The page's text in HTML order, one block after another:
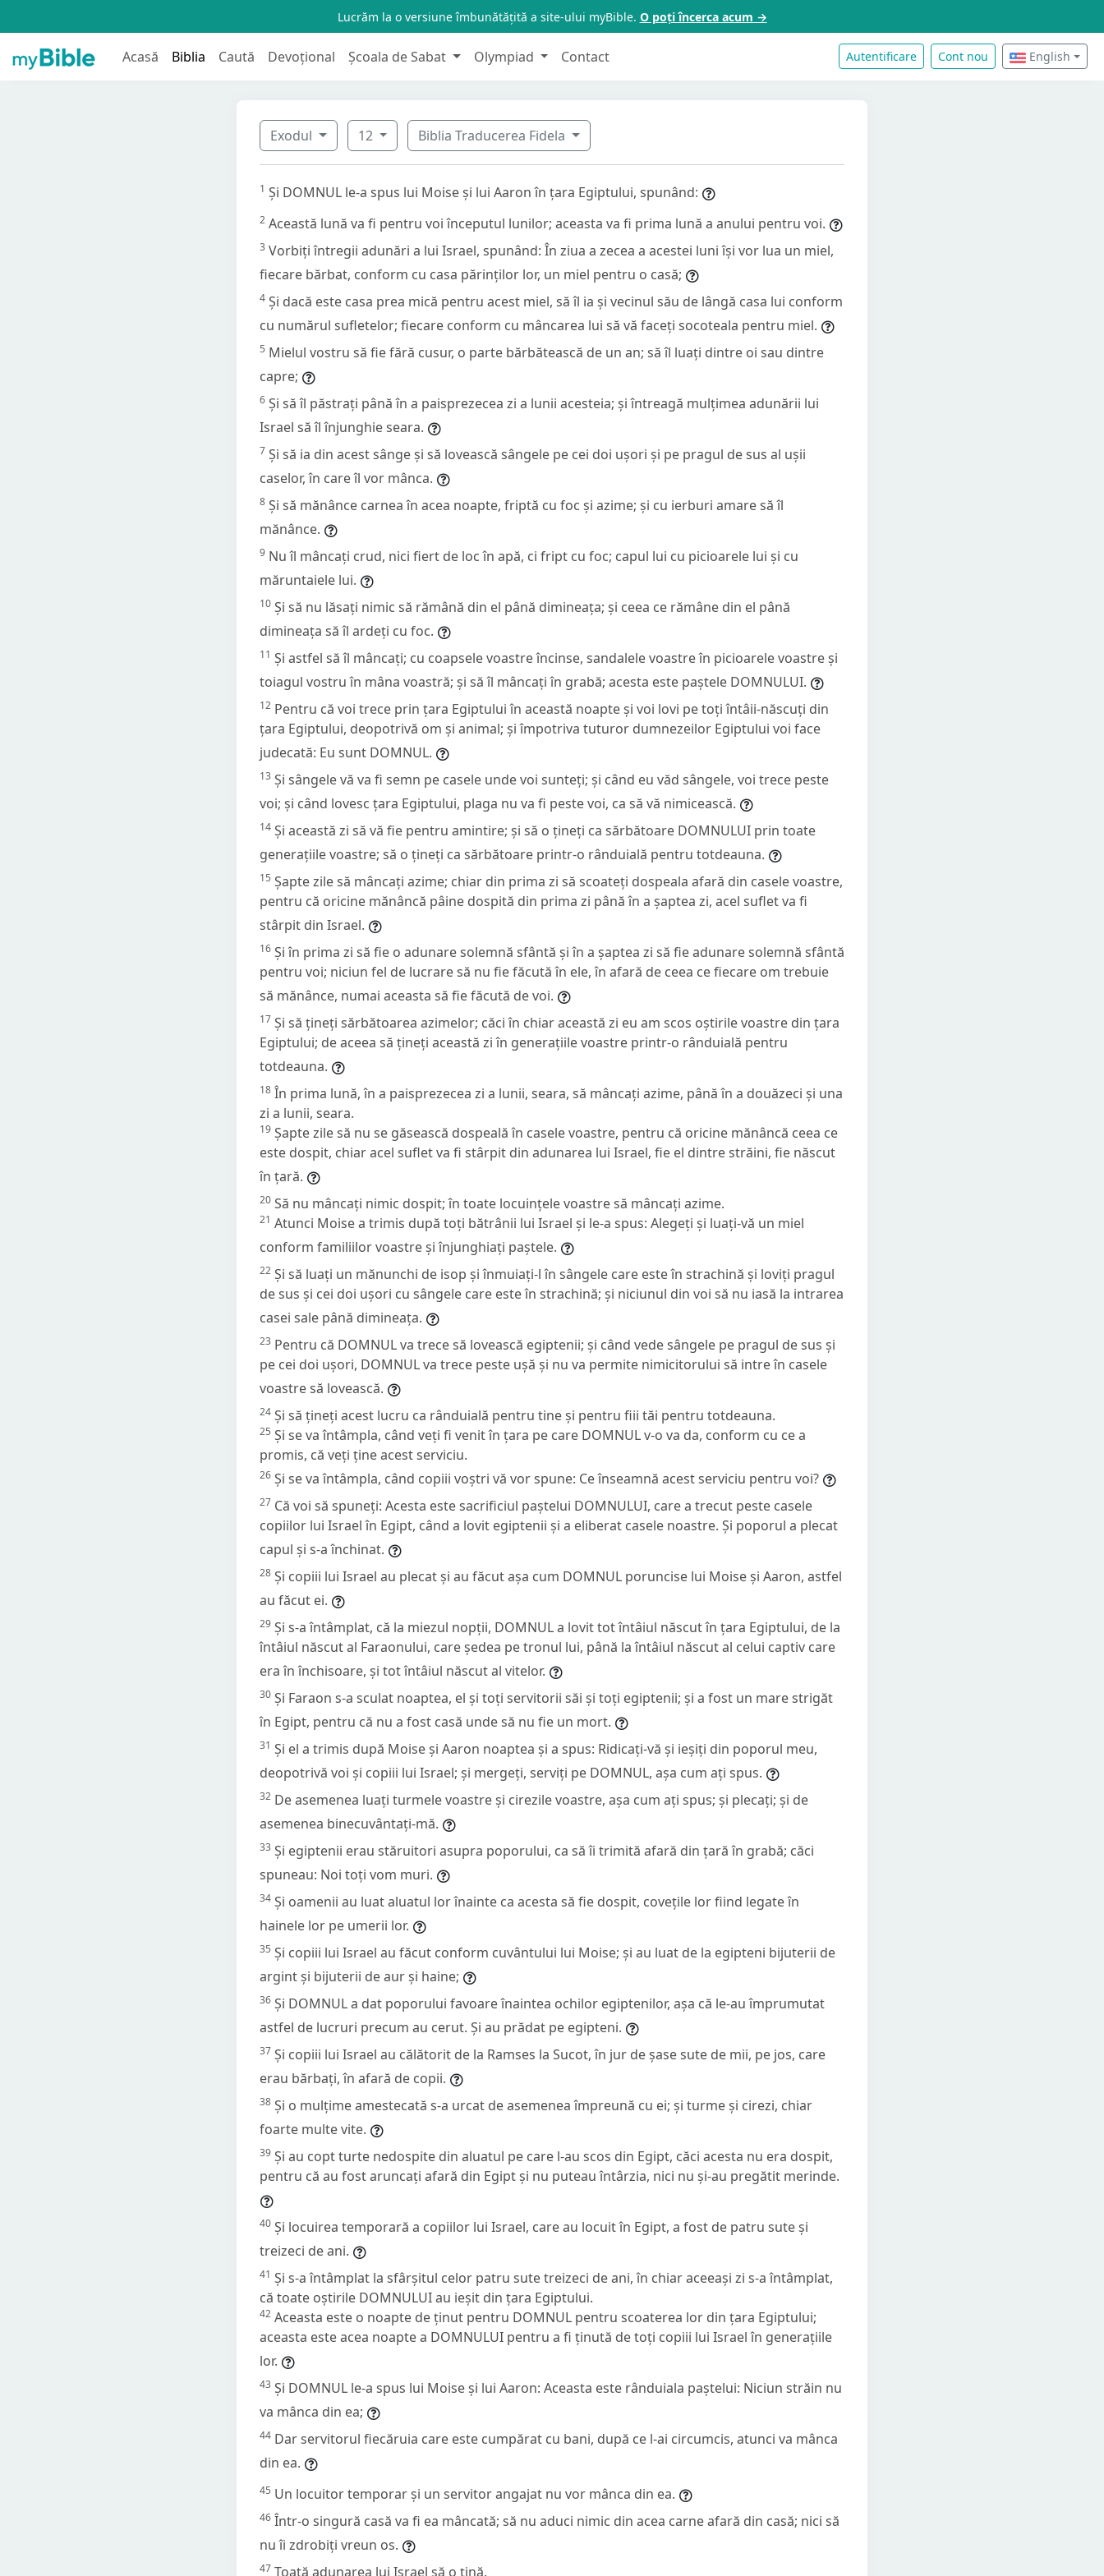
Lucrăm la o versiune îmbunătățită a site-ului myBible. O poți încerca acum →
Acasă Biblia Caută Devoțional Școala de Sabat Olympiad Contact Autentificare Cont nou English
Exodul 12 Biblia Traducerea Fidela
1 Și DOMNUL le-a spus lui Moise și lui Aaron în țara Egiptului, spunând:
2 Această lună va fi pentru voi începutul lunilor; aceasta va fi prima lună a anului pentru voi.
3 Vorbiți întregii adunări a lui Israel, spunând: În ziua a zecea a acestei luni își vor lua un miel,
fiecare bărbat, conform cu casa părinților lor, un miel pentru o casă;
4 Și dacă este casa prea mică pentru acest miel, să îl ia și vecinul său de lângă casa lui conform
cu numărul sufletelor; fiecare conform cu mâncarea lui să vă faceți socoteala pentru miel.
5 Mielul vostru să fie fără cusur, o parte bărbătească de un an; să îl luați dintre oi sau dintre
capre;
6 Și să îl păstrați până în a paisprezecea zi a lunii acesteia; și întreagă mulțimea adunării lui
Israel să îl înjunghie seara.
7 Și să ia din acest sânge și să lovească sângele pe cei doi ușori și pe pragul de sus al ușii
caselor, în care îl vor mânca.
8 Și să mănânce carnea în acea noapte, friptă cu foc și azime; și cu ierburi amare să îl
mănânce.
9 Nu îl mâncați crud, nici fiert de loc în apă, ci fript cu foc; capul lui cu picioarele lui și cu
măruntaiele lui.
10 Și să nu lăsați nimic să rămână din el până dimineața; și ceea ce rămâne din el până
dimineața să îl ardeți cu foc.
11 Și astfel să îl mâncați; cu coapsele voastre încinse, sandalele voastre în picioarele voastre și
toiagul vostru în mâna voastră; și să îl mâncați în grabă; acesta este paștele DOMNULUI.
12 Pentru că voi trece prin țara Egiptului în această noapte și voi lovi pe toți întâii-născuți din
țara Egiptului, deopotrivă om și animal; și împotriva tuturor dumnezeilor Egiptului voi face
judecată: Eu sunt DOMNUL.
13 Și sângele vă va fi semn pe casele unde voi sunteți; și când eu văd sângele, voi trece peste
voi; și când lovesc țara Egiptului, plaga nu va fi peste voi, ca să vă nimicească.
14 Și această zi să vă fie pentru amintire; și să o țineți ca sărbătoare DOMNULUI prin toate
generațiile voastre; să o țineți ca sărbătoare printr-o rânduială pentru totdeauna.
15 Șapte zile să mâncați azime; chiar din prima zi să scoateți dospeala afară din casele voastre,
pentru că oricine mănâncă pâine dospită din prima zi până în a șaptea zi, acel suflet va fi
stârpit din Israel.
16 Și în prima zi să fie o adunare solemnă sfântă și în a șaptea zi să fie adunare solemnă sfântă
pentru voi; niciun fel de lucrare să nu fie făcută în ele, în afară de ceea ce fiecare om trebuie
să mănânce, numai aceasta să fie făcută de voi.
17 Și să țineți sărbătoarea azimelor; căci în chiar această zi eu am scos oștirile voastre din țara
Egiptului; de aceea să țineți această zi în generațiile voastre printr-o rânduială pentru
totdeauna.
18 În prima lună, în a paisprezecea zi a lunii, seara, să mâncați azime, până în a douăzeci și una
zi a lunii, seara.
19 Șapte zile să nu se găsească dospeală în casele voastre, pentru că oricine mănâncă ceea ce
este dospit, chiar acel suflet va fi stârpit din adunarea lui Israel, fie el dintre străini, fie născut
în țară.
20 Să nu mâncați nimic dospit; în toate locuințele voastre să mâncați azime.
21 Atunci Moise a trimis după toți bătrânii lui Israel și le-a spus: Alegeți și luați-vă un miel
conform familiilor voastre și înjunghiați paștele.
22 Și să luați un mănunchi de isop și înmuiați-l în sângele care este în strachină și loviți pragul
de sus și cei doi ușori cu sângele care este în strachină; și niciunul din voi să nu iasă la intrarea
casei sale până dimineața.
23 Pentru că DOMNUL va trece să lovească egiptenii; și când vede sângele pe pragul de sus și
pe cei doi ușori, DOMNUL va trece peste ușă și nu va permite nimicitorului să intre în casele
voastre să lovească.
24 Și să țineți acest lucru ca rânduială pentru tine și pentru fiii tăi pentru totdeauna.
25 Și se va întâmpla, când veți fi venit în țara pe care DOMNUL v-o va da, conform cu ce a
promis, că veți ține acest serviciu.
26 Și se va întâmpla, când copiii voștri vă vor spune: Ce înseamnă acest serviciu pentru voi?
27 Că voi să spuneți: Acesta este sacrificiul paștelui DOMNULUI, care a trecut peste casele
copiilor lui Israel în Egipt, când a lovit egiptenii și a eliberat casele noastre. Și poporul a plecat
capul și s-a închinat.
28 Și copiii lui Israel au plecat și au făcut așa cum DOMNUL poruncise lui Moise și Aaron, astfel
au făcut ei.
29 Și s-a întâmplat, că la miezul nopții, DOMNUL a lovit tot întâiul născut în țara Egiptului, de la
întâiul născut al Faraonului, care ședea pe tronul lui, până la întâiul născut al celui captiv care
era în închisoare, și tot întâiul născut al vitelor.
30 Și Faraon s-a sculat noaptea, el și toți servitorii săi și toți egiptenii; și a fost un mare strigăt
în Egipt, pentru că nu a fost casă unde să nu fie un mort.
31 Și el a trimis după Moise și Aaron noaptea și a spus: Ridicați-vă și ieșiți din poporul meu,
deopotrivă voi și copiii lui Israel; și mergeți, serviți pe DOMNUL, așa cum ați spus.
32 De asemenea luați turmele voastre și cirezile voastre, așa cum ați spus; și plecați; și de
asemenea binecuvântați-mă.
33 Și egiptenii erau stăruitori asupra poporului, ca să îi trimită afară din țară în grabă; căci
spuneau: Noi toți vom muri.
34 Și oamenii au luat aluatul lor înainte ca acesta să fie dospit, covețile lor fiind legate în
hainele lor pe umerii lor.
35 Și copiii lui Israel au făcut conform cuvântului lui Moise; și au luat de la egipteni bijuterii de
argint și bijuterii de aur și haine;
36 Și DOMNUL a dat poporului favoare înaintea ochilor egiptenilor, așa că le-au împrumutat
astfel de lucruri precum au cerut. Și au prădat pe egipteni.
37 Și copiii lui Israel au călătorit de la Ramses la Sucot, în jur de șase sute de mii, pe jos, care
erau bărbați, în afară de copii.
38 Și o mulțime amestecată s-a urcat de asemenea împreună cu ei; și turme și cirezi, chiar
foarte multe vite.
39 Și au copt turte nedospite din aluatul pe care l-au scos din Egipt, căci acesta nu era dospit,
pentru că au fost aruncați afară din Egipt și nu puteau întârzia, nici nu și-au pregătit merinde.
40 Și locuirea temporară a copiilor lui Israel, care au locuit în Egipt, a fost de patru sute și
treizeci de ani.
41 Și s-a întâmplat la sfârșitul celor patru sute treizeci de ani, în chiar aceeași zi s-a întâmplat,
că toate oștirile DOMNULUI au ieșit din țara Egiptului.
42 Aceasta este o noapte de ținut pentru DOMNUL pentru scoaterea lor din țara Egiptului;
aceasta este acea noapte a DOMNULUI pentru a fi ținută de toți copiii lui Israel în generațiile
lor.
43 Și DOMNUL le-a spus lui Moise și lui Aaron: Aceasta este rânduiala paștelui: Niciun străin nu
va mânca din ea;
44 Dar servitorul fiecăruia care este cumpărat cu bani, după ce l-ai circumcis, atunci va mânca
din ea.
45 Un locuitor temporar și un servitor angajat nu vor mânca din ea.
46 Într-o singură casă va fi ea mâncată; să nu aduci nimic din acea carne afară din casă; nici să
nu îi zdrobiți vreun os.
47 Toată adunarea lui Israel să o țină.